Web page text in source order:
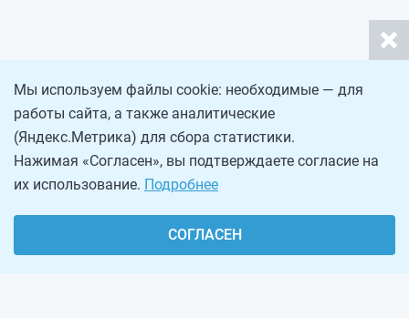
Мы используем файлы cookie: необходимые — для
работы сайта, а также аналитические
(Яндекс.Метрика) для сбора статистики.
Нажимая «Согласен», вы подтверждаете согласие на
их использование. Подробнее
СОГЛАСЕН